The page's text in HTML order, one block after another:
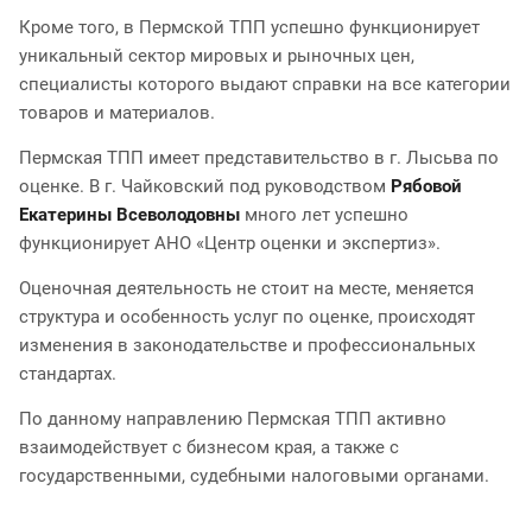
Кроме того, в Пермской ТПП успешно функционирует
уникальный сектор мировых и рыночных цен,
специалисты которого выдают справки на все категории
товаров и материалов.
Пермская ТПП имеет представительство в г. Лысьва по
оценке. В г. Чайковский под руководством Рябовой
Екатерины Всеволодовны много лет успешно
функционирует АНО «Центр оценки и экспертиз».
Оценочная деятельность не стоит на месте, меняется
структура и особенность услуг по оценке, происходят
изменения в законодательстве и профессиональных
стандартах.
По данному направлению Пермская ТПП активно
взаимодействует с бизнесом края, а также с
государственными, судебными налоговыми органами.